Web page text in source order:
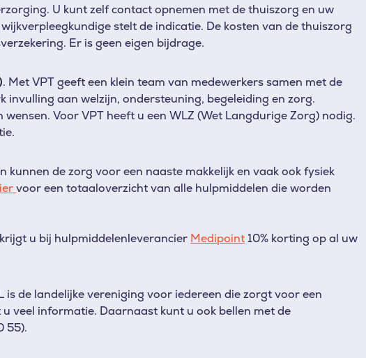
U kunt zelf contact opnemen met de thuiszorg en uw
stelt de indicatie. De kosten van de thuiszorg
Er is geen eigen bijdrage.
. Met VPT geeft een klein team van medewerkers samen met de
invulling aan welzijn, ondersteuning, begeleiding en zorg.
wensen. Voor VPT heeft u een WLZ (Wet Langdurige Zorg) nodig.
kunnen de zorg voor een naaste makkelijk en vaak ook fysiek
voor een totaaloverzicht van alle hulpmiddelen die worden
u bij hulpmiddelenleverancier Medipoint10% korting op al uw
is de landelijke vereniging voor iedereen die zorgt voor een
veel informatie. Daarnaast kunt u ook bellen met de
55).